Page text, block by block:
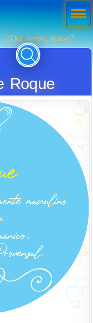
¿Qué nombre buscas?
Roque
Men
ú